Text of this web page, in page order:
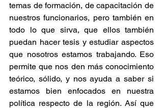
temas de formación, de capacitación de
nuestros funcionarios, pero también en
todo lo que sirva, que ellos también
puedan hacer tesis y estudiar aspectos
que nosotros estamos trabajando. Eso
permite que nos den más conocimiento
teórico, sólido, y nos ayuda a saber si
estamos bien enfocados en nuestra
política respecto de la región. Así que